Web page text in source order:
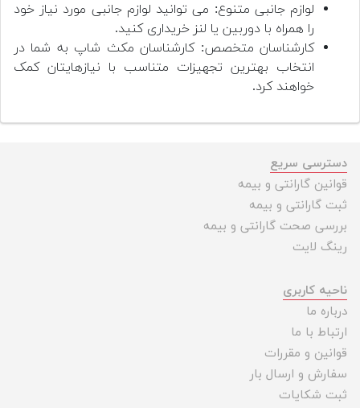
لوازم جانبی متنوع: می توانید لوازم جانبی مورد نیاز خود
را همراه با دوربین یا لنز خریداری کنید.
کارشناسان متخصص: کارشناسان مکث شاپ به شما در
انتخاب بهترین تجهیزات متناسب با نیازهایتان کمک
خواهند کرد.
دسترسی سریع
قوانین گارانتی و بیمه
ثبت گارانتی و بیمه
بررسی صحت گارانتی و بیمه
رینگ لایت
ناحیه کاربری
درباره ما
ارتباط با ما
قوانین و مقررات
سفارش و ارسال بار
ثبت شکایات